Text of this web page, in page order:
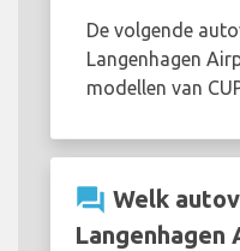
De volgende
Langenhagen
modellen van
question_answer Welk